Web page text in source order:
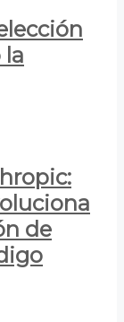
la
de